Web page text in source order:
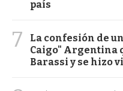
país
7
La confesión de
Caigo" Argentina
Barassi y se hizo